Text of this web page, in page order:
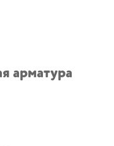
арматура